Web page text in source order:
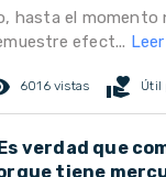
hasta el momento
efect...
6016 vistas volunteer_activism Útil
verdad que
tiene